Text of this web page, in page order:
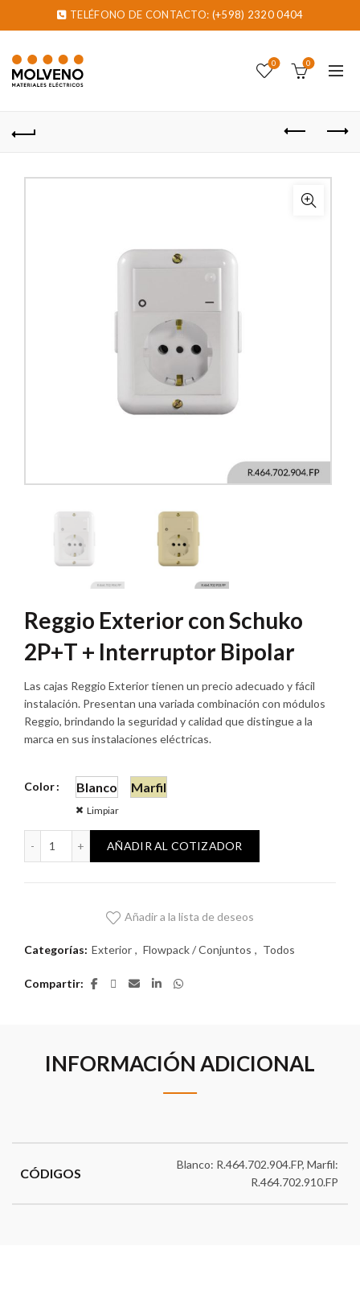
TELÉFONO DE CONTACTO: (+598) 2320 0404
0 0
Reggio Exterior con Schuko
2P+T + Interruptor Bipolar
Las cajas Reggio Exterior tienen un precio adecuado y fácil
instalación. Presentan una variada combinación con módulos
Reggio, brindando la seguridad y calidad que distingue a la
marca en sus instalaciones eléctricas.
Color Blanco Marfil
Limpiar
Reggio Exterior con Schuko 2P+T + Interruptor Bipolar
AÑADIR AL COTIZADOR
Añadir a la lista de deseos
Categorías: Exterior , Flowpack / Conjuntos , Todos
Compartir
INFORMACIÓN ADICIONAL
CÓDIGOS
Blanco: R.464.702.904.FP, Marfil:
R.464.702.910.FP